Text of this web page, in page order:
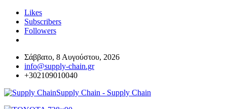
Likes
Subscribers
Followers
Σάββατο, 8 Αυγούστου, 2026
info@supply-chain.gr
+302109010040
Supply Chain - Supply Chain